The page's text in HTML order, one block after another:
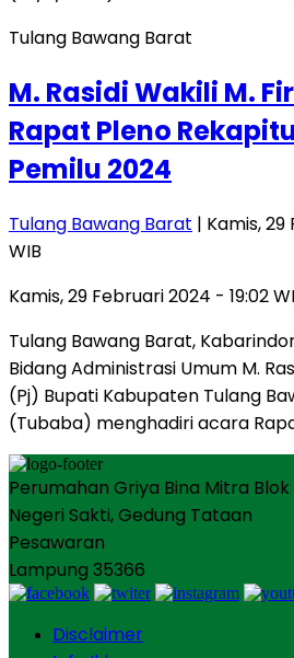
Tulang Bawang Barat
M. Rasidi Wakili M.
Rapat Pleno
Pemilu 2024
Tulang Bawang Barat | Kamis,
WIB
Kamis, 29 Februari 2024 - 19:02
Tulang Bawang Barat,
Bidang Administrasi Umum M.
(Pj) Bupati Kabupaten Tulang
(Tubaba) menghadiri acara
Perumahan Griya Bina Mitra Blok
Negeri Sakti, Gedung Tataan
Pesawaran
Lampung 35366
Disclaimer